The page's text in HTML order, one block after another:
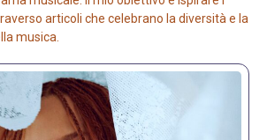
articoli che celebrano la diversità e la
musica.